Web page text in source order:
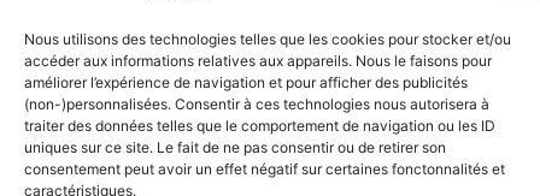
Nous utilisons des technologies telles que les cookies pour stocker et/ou
accéder aux informations relatives aux appareils. Nous le faisons pour
améliorer l’expérience de navigation et pour afficher des publicités
(non-)personnalisées. Consentir à ces technologies nous autorisera à
traiter des données telles que le comportement de navigation ou les ID
uniques sur ce site. Le fait de ne pas consentir ou de retirer son
consentement peut avoir un effet négatif sur certaines fonctonnalités et
caractéristiques.
particulier. Découvrez les futures stars (ou désillusions)
de la NFL grâce à nos « scouting reports », les
présentations détaillées des meilleurs joueurs
universitaires. Points forts : Points […]